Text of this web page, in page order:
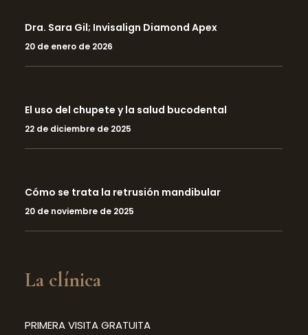
Dra. Sara Gil; Invisalign Diamond Apex
20 de enero de 2026
El uso del chupete y la salud bucodental
22 de diciembre de 2025
Cómo se trata la retrusión mandibular
20 de noviembre de 2025
La clínica
PRIMERA VISITA GRATUITA